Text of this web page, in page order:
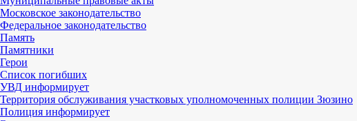
Московское законодательство
Федеральное законодательство
Память
Памятники
Герои
Список погибших
УВД информирует
Территория обслуживания участковых уполномоченных полиции Зюзино
Полиция информирует